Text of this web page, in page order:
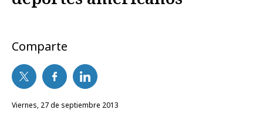
Comparte
viernes, 27 de septiembre 2013